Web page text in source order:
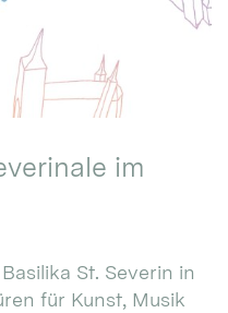
im
St. Severin in
für Kunst, Musik